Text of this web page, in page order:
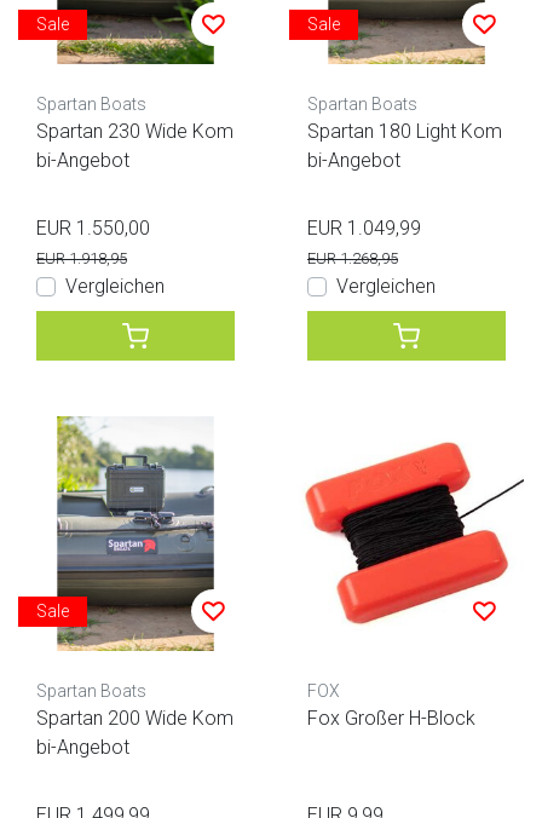
Sale
Spartan Boats
Spartan 230 Wide Kom
bi-Angebot
EUR 1.550,00
EUR 1.918,95
Vergleichen
Sale
Spartan Boats
Spartan 180 Light Kom
bi-Angebot
EUR 1.049,99
EUR 1.268,95
Vergleichen
Sale
Spartan Boats
Spartan 200 Wide Kom
bi-Angebot
FOX
Fox Großer H-Block